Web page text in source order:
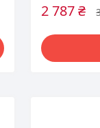
2 787 ₴